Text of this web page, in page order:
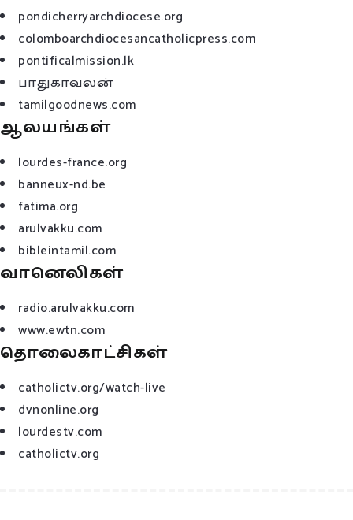
pondicherryarchdiocese.org
colomboarchdiocesancatholicpress.com
pontificalmission.lk
பாதுகாவலன்
tamilgoodnews.com
ஆலயங்கள்
lourdes-france.org
banneux-nd.be
fatima.org
arulvakku.com
bibleintamil.com
வானெலிகள்
radio.arulvakku.com
www.ewtn.com
தொலைகாட்சிகள்
catholictv.org/watch-live
dvnonline.org
lourdestv.com
catholictv.org